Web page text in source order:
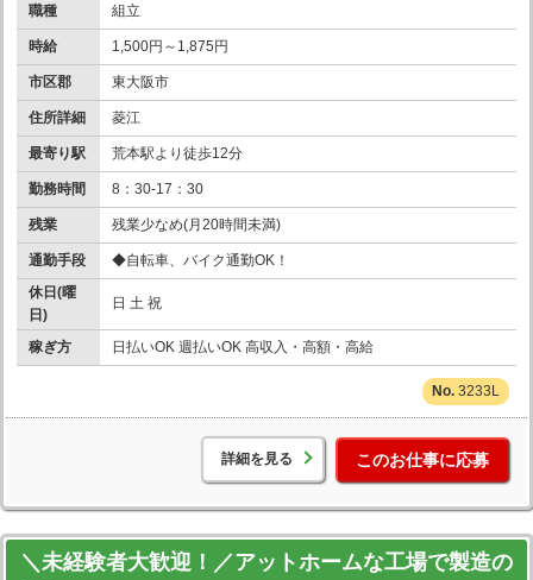
職種 組立
時給 1,500円～1,875円
市区郡 東大阪市
住所詳細 菱江
最寄り駅 荒本駅より徒歩12分
勤務時間 8：30-17：30
残業 残業少なめ(月20時間未満)
通勤手段
◆自転車、バイク通勤OK！
休日(曜
日)
日 土 祝
稼ぎ方 日払いOK 週払いOK 高収入・高額・高給
3233L
詳細を見る このお仕事に応募
＼未経験者大歓迎！／アットホームな工場で製造の